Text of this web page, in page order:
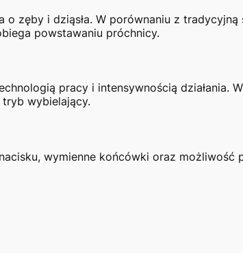
zęby i dziąsła. W porównaniu z
powstawaniu próchnicy.
pracy i intensywnością działania.
wybielający.
wymienne końcówki oraz możliwość